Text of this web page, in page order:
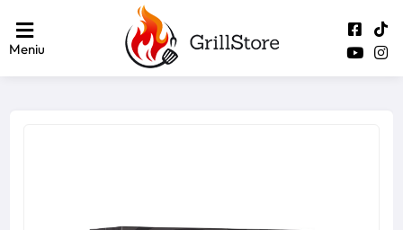
Meniu